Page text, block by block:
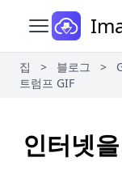
메인 메뉴 열기
집 > 블로그 >
트럼프 GIF
인터넷